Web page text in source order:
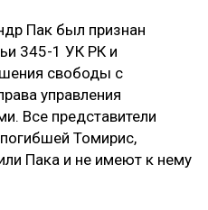
Пак был признан
345-1 УК РК и
свободы с
управления
Все представители
Томирис,
Пака и не имеют к нему